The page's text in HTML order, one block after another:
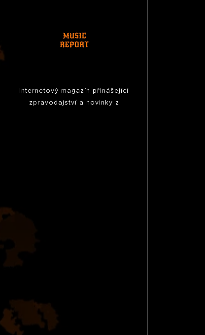
Internetový magazín přinášející
zpravodajství a novinky z